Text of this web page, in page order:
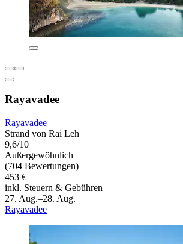
Rayavadee
Rayavadee
Strand von Rai Leh
9,6/10
Außergewöhnlich
(704 Bewertungen)
453 €
inkl. Steuern & Gebühren
27. Aug.–28. Aug.
Rayavadee